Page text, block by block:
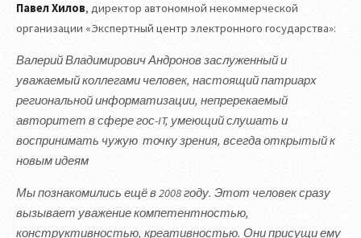
Павел Хилов, директор автономной некоммерческой
организации «Экспертный центр электронного государства»:
Валерий Владимирович Андронов заслуженный и
уважаемый коллегами человек, настоящий патриарх
региональной информатизации, непререкаемый
авторитет в сфере гос-IT, умеющий слушать и
воспринимать чужую точку зрения, всегда открытый к
новым идеям
Мы познакомились ещё в 2008 году. Этот человек сразу
вызывает уважение компетентностью,
конструктивностью, креативностью. Они присущи ему